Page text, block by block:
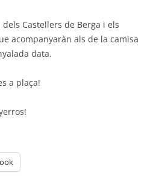
Castellers de Berga i els
acompanyaràn als de la camisa
data.
a plaça!